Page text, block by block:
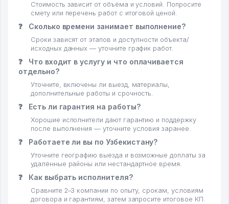
Стоимость зависит от объёма и условий. Попросите
смету или перечень работ с итоговой ценой.
❓ Сколько времени занимает выполнение?
Сроки зависят от этапов и доступности объекта/
исходных данных — уточните график работ.
❓
Что входит в услугу и что оплачивается
отдельно?
Уточните, включены ли выезд, материалы,
дополнительные работы и срочность.
❓ Есть ли гарантия на работы?
Хорошие исполнители дают гарантию и поддержку
после выполнения — уточните условия заранее.
❓ Работаете ли вы по Узбекистану?
Уточните географию выезда и возможные доплаты за
удалённые районы или нестандартное время.
❓ Как выбрать исполнителя?
Сравните 2–3 компании по опыту, срокам, условиям
договора и гарантиям, затем запросите итоговое КП.